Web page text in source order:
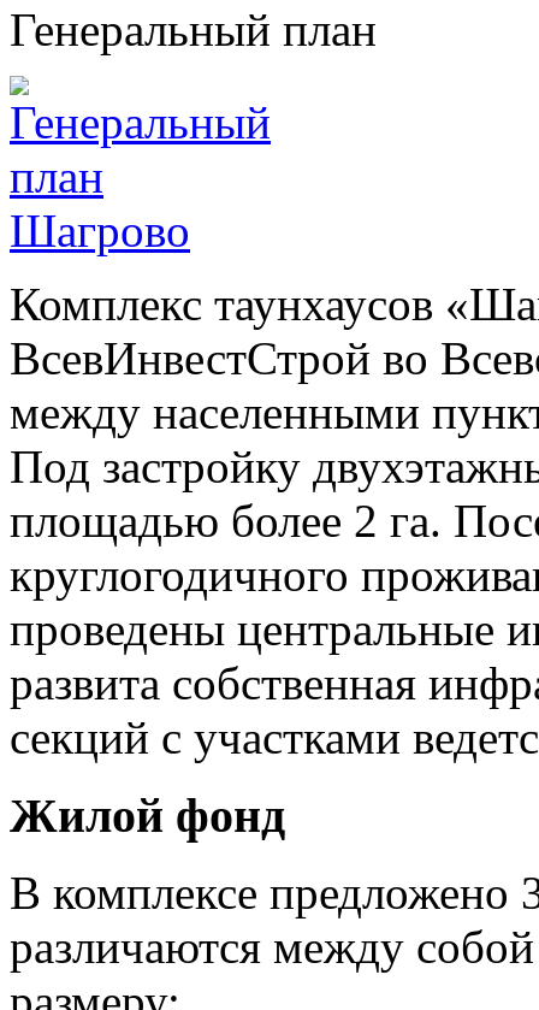
Генеральный план
Комплекс таунхаусов
ВсевИнвестСтрой во
между населенными
Под застройку
площадью более 2 га.
круглогодичного
проведены центральные
развита собственная
секций с участками
Жилой фонд
В комплексе предложено
различаются между